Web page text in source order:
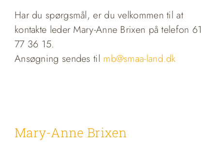
Har du spørgsmål, er du velkommen til at
kontakte leder Mary-Anne Brixen på telefon 61
77 36 15.
Ansøgning sendes til mb@smaa-land.dk
Mary-Anne Brixen